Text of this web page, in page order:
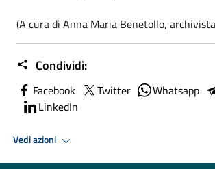
(A cura di Anna Maria Benetollo,
Condividi:
Facebook Twitter Whatsapp
LinkedIn
Vedi azioni